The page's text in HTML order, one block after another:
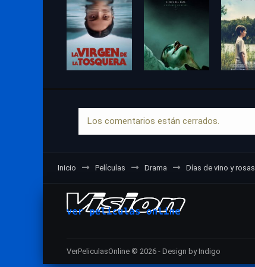
Los comentarios están cerrados.
Inicio Películas Drama Días de vino y rosas
VerPeliculasOnline © 2026 - Design by Indigo